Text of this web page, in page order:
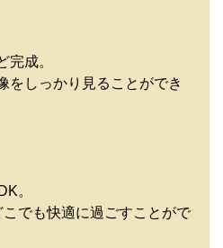
完成。
をしっかり見ることができ
。
でも快適に過ごすことがで